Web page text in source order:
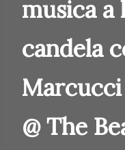
musica a
candela
Marcucci
@ The